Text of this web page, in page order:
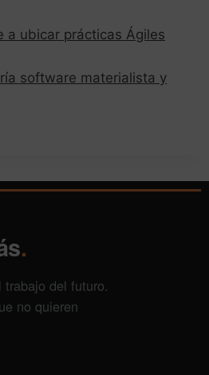
a ubicar prácticas Ágiles
software materialista y
.
del futuro.
no quieren